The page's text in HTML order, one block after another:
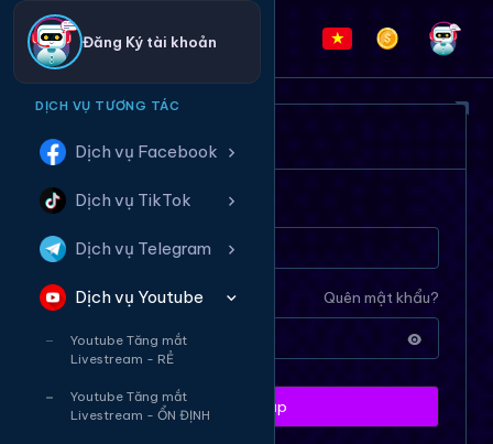
Đăng Ký tài khoản
DỊCH VỤ TƯƠNG TÁC
Dịch vụ Facebook
Dịch vụ TikTok
Dịch vụ Telegram
Dịch vụ Youtube
Youtube Tăng mắt
Livestream - RẺ
Youtube Tăng mắt
Livestream - ỔN ĐỊNH
ĐĂNG NHẬP HỆ THỐNG
Tên tài khoản
Quên mật khẩu?
Mật khẩu
Đăng nhập